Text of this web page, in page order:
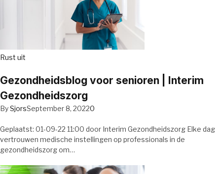
Rust uit
Gezondheidsblog voor senioren | Interim
Gezondheidszorg
BySjorsSeptember 8, 20220
Geplaatst: 01-09-22 11:00 door Interim Gezondheidszorg Elke dag
vertrouwen medische instellingen op professionals in de
gezondheidszorg om…